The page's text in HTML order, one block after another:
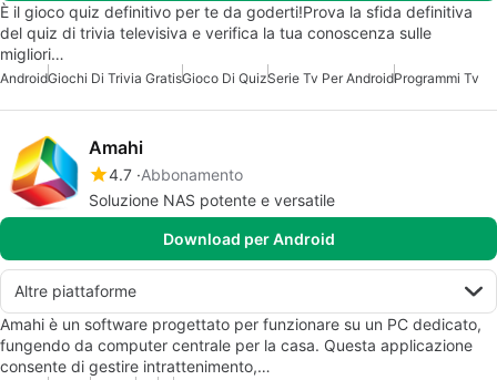
È il gioco quiz definitivo per te da goderti!Prova la sfida definitiva
del quiz di trivia televisiva e verifica la tua conoscenza sulle
migliori…
AndroidGiochi Di Trivia GratisGioco Di QuizSerie Tv Per AndroidProgrammi Tv
Amahi
4.7 Abbonamento
Soluzione NAS potente e versatile
Download per Android
Altre piattaforme
Amahi è un software progettato per funzionare su un PC dedicato,
fungendo da computer centrale per la casa. Questa applicazione
consente di gestire intrattenimento,…